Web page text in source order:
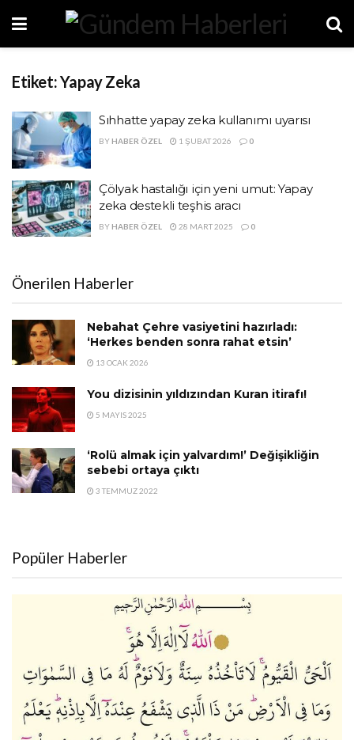
Etiket:Yapay Zeka
Sıhhatte yapay zeka kullanımı uyarısı
BY HABER ÖZEL 1 ŞUBAT 2026 0
Çölyak hastalığı için yeni umut: Yapay
zeka destekli teşhis aracı
BY HABER ÖZEL 28 MART 2025 0
Önerilen Haberler
Nebahat Çehre vasiyetini hazırladı:
‘Herkes benden sonra rahat etsin’
13 OCAK 2026
You dizisinin yıldızından Kuran itirafı!
5 MAYIS 2025
‘Rolü almak için yalvardım!’ Değişikliğin
sebebi ortaya çıktı
3 TEMMUZ 2022
Popüler Haberler